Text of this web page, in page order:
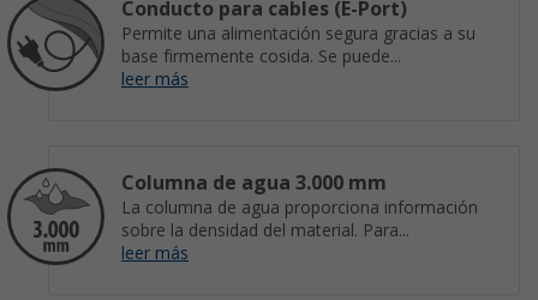
Conducto para cables (E-Port)
Permite una alimentación segura gracias a su
base firmemente cosida. Se puede...
leer más
Columna de agua 3.000 mm
La columna de agua proporciona información
sobre la densidad del material. Para...
leer más